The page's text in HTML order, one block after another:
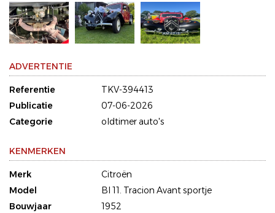
ADVERTENTIE
Referentie
TKV-394413
Publicatie
07-06-2026
Categorie
oldtimer auto's
KENMERKEN
Merk
Citroën
Model
Bl 11. Tracion Avant sportje
Bouwjaar
1952